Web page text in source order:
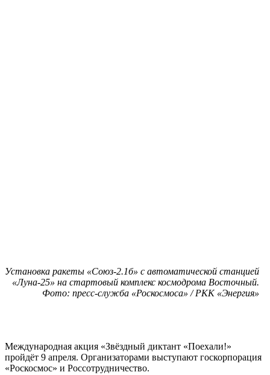
Установка ракеты «Союз-2.1б» с автоматической станцией
«Луна-25» на стартовый комплекс космодрома Восточный.
Фото: пресс-служба «Роскосмоса» / РКК «Энергия»
Международная акция «Звёздный диктант «Поехали!»
пройдёт 9 апреля. Организаторами выступают госкорпорация
«Роскосмос» и Россотрудничество.